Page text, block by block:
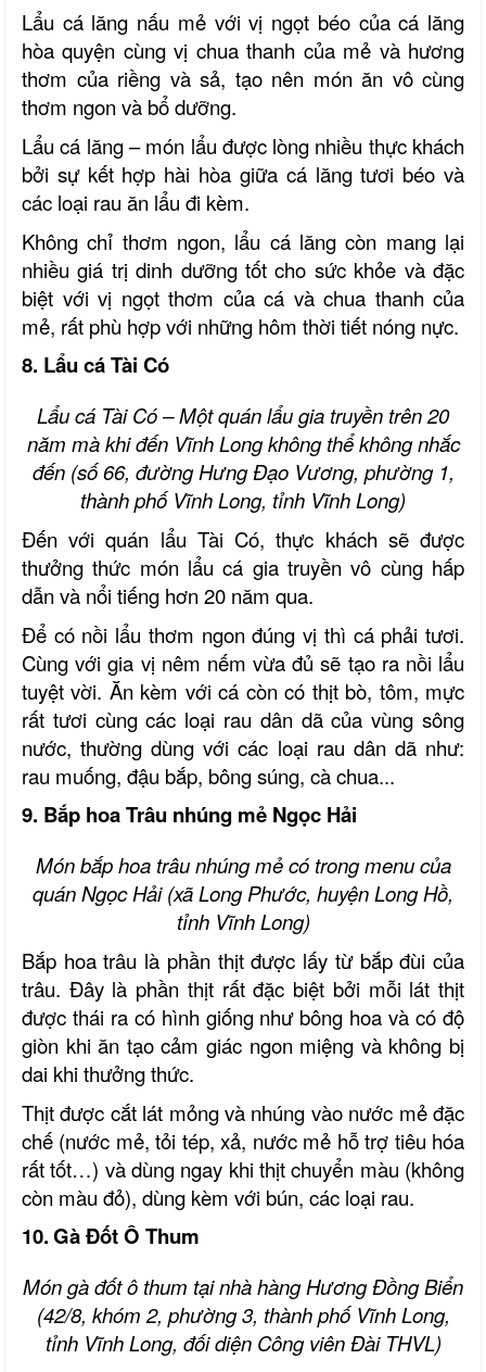
Lẩu cá lăng nấu mẻ với vị ngọt béo của cá lăng
hòa quyện cùng vị chua thanh của mẻ và hương
thơm của riềng và sả, tạo nên món ăn vô cùng
thơm ngon và bổ dưỡng.
Lẩu cá lăng – món lẩu được lòng nhiều thực khách
bởi sự kết hợp hài hòa giữa cá lăng tươi béo và
các loại rau ăn lẩu đi kèm.
Không chỉ thơm ngon, lẩu cá lăng còn mang lại
nhiều giá trị dinh dưỡng tốt cho sức khỏe và đặc
biệt với vị ngọt thơm của cá và chua thanh của
mẻ, rất phù hợp với những hôm thời tiết nóng nực.
8. Lẩu cá Tài Có
Lẩu cá Tài Có – Một quán lẩu gia truyền trên 20
năm mà khi đến Vĩnh Longkhông thể không nhắc
đến (số 66, đường Hưng Đạo Vương, phường 1,
thành phố Vĩnh Long, tỉnh Vĩnh Long)
Đến với quán lẩu Tài Có, thực khách sẽ được
thưởng thức món lẩu cá gia truyền vô cùng hấp
dẫn và nổi tiếng hơn 20 năm qua.
Để có nồi lẩu thơm ngon đúng vị thì cá phải tươi.
Cùng với gia vị nêm nếm vừa đủ sẽ tạo ra nồi lẩu
tuyệt vời. Ăn kèm với cá còn có thịt bò, tôm, mực
rất tươi cùng các loại rau dân dã của vùng sông
nước, thường dùng với các loại rau dân dã như:
rau muống, đậu bắp, bông súng, cà chua...
9. Bắp hoa Trâu nhúng mẻ Ngọc Hải
Món bắp hoa trâu nhúng mẻ có trong menu của
quán Ngọc Hải (xã Long Phước, huyện Long Hồ,
tỉnh Vĩnh Long)
Bắp hoa trâu là phần thịt được lấy từ bắp đùi của
trâu. Đây là phần thịt rất đặc biệt bởi mỗi lát thịt
được thái ra có hình giống như bông hoa và có độ
giòn khi ăn tạo cảm giác ngon miệng và không bị
dai khi thưởng thức.
Thịt được cắt lát mỏng và nhúng vào nước mẻ đặc
chế (nước mẻ, tỏi tép, xả, nước mẻ hỗ trợ tiêu hóa
rất tốt…) và dùng ngay khi thịt chuyển màu (không
còn màu đỏ), dùng kèm với bún, các loại rau.
10.Gà Đốt Ô Thum
Món gà đốt ô thum tại nhà hàng Hương Đồng Biển
(42/8, khóm 2, phường 3, thành phố Vĩnh Long,
tỉnh Vĩnh Long, đối diện Côngviên Đài THVL)